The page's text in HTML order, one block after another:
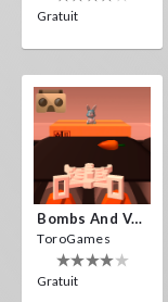
Gratuit
Bombs And Veggies
ToroGames
Gratuit